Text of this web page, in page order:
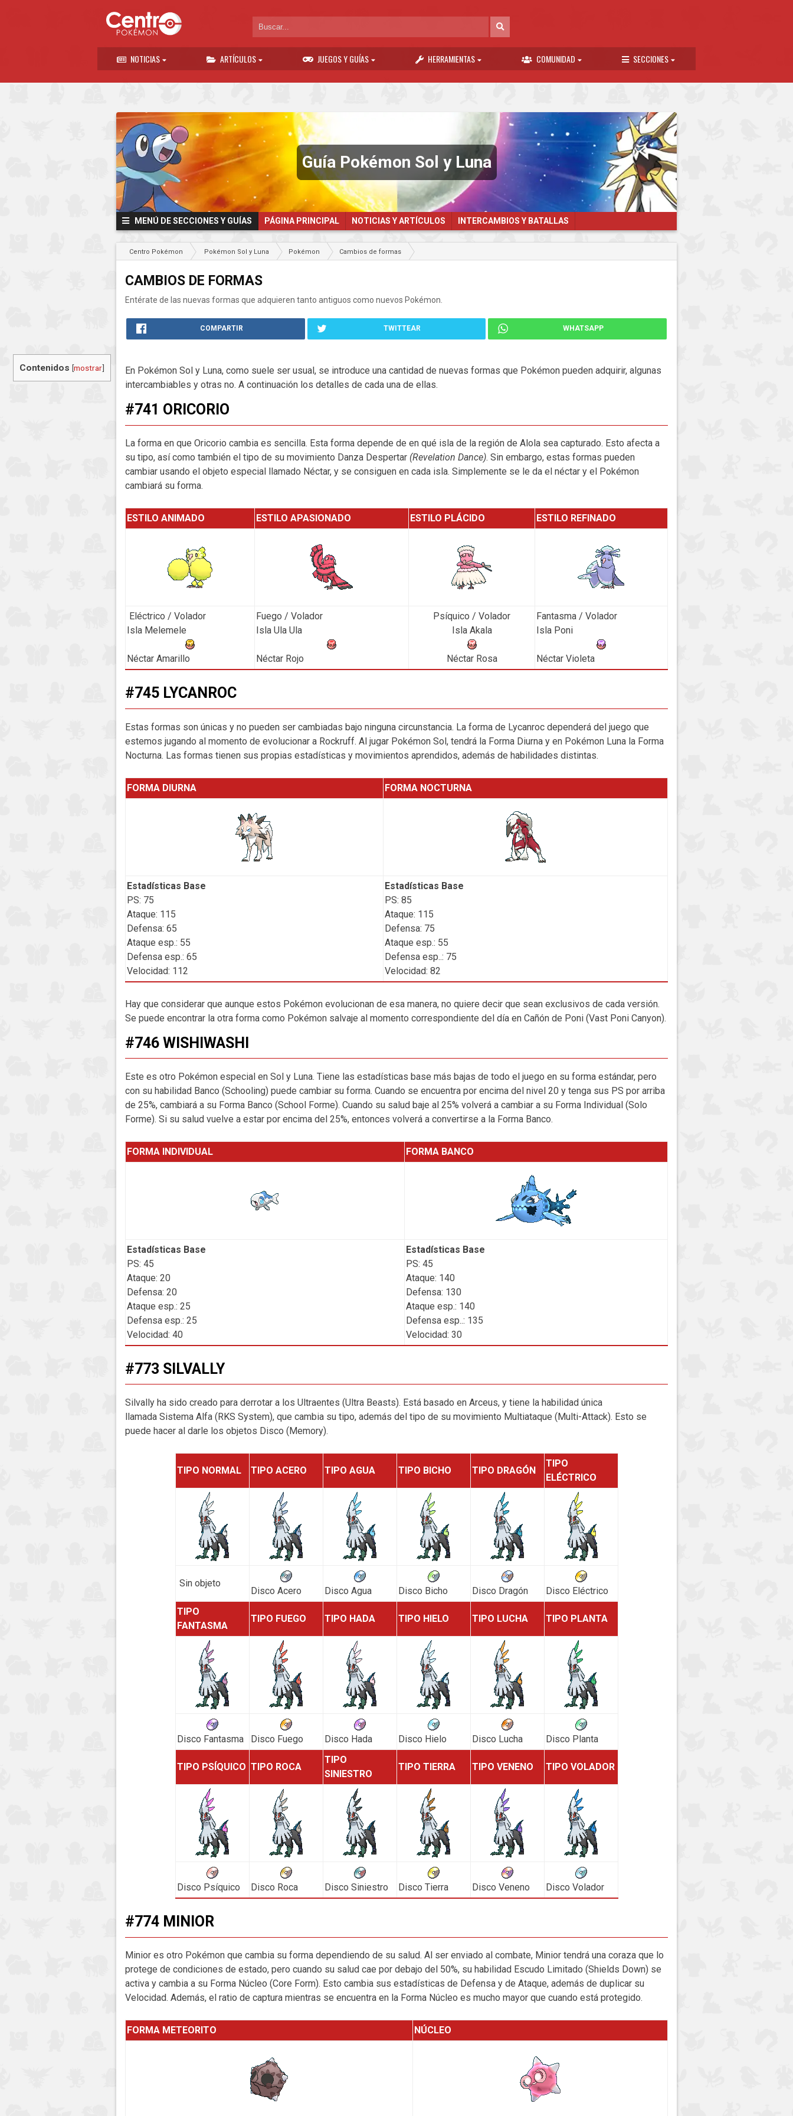
NOTICIAS ARTÍCULOS JUEGOS Y GUÍAS HERRAMIENTAS COMUNIDAD SECCIONES
Guía Pokémon Sol y Luna
MENÚ DE SECCIONES Y GUÍAS PÁGINA PRINCIPAL NOTICIAS Y ARTÍCULOS INTERCAMBIOS Y BATALLAS
Centro Pokémon Pokémon Sol y Luna Pokémon Cambios de formas
CAMBIOS DE FORMAS
Entérate de las nuevas formas que adquieren tanto antiguos como nuevos Pokémon.
COMPARTIR TWITTEAR WHATSAPP
Contenidos [mostrar]
En Pokémon Sol y Luna, como suele ser usual, se introduce una cantidad de nuevas formas que Pokémon pueden adquirir, algunas
intercambiables y otras no. A continuación los detalles de cada una de ellas.
#741 ORICORIO
La forma en que Oricorio cambia es sencilla. Esta forma depende de en qué isla de la región de Alola sea capturado. Esto afecta a
su tipo, así como también el tipo de su movimiento Danza Despertar (Revelation Dance). Sin embargo, estas formas pueden
cambiar usando el objeto especial llamado Néctar, y se consiguen en cada isla. Simplemente se le da el néctar y el Pokémon
cambiará su forma.
ESTILO ANIMADO ESTILO APASIONADO ESTILO PLÁCIDO ESTILO REFINADO
Eléctrico / Volador
Isla Melemele
Néctar Amarillo
Fuego / Volador
Isla Ula Ula
Néctar Rojo
Psíquico / Volador
Isla Akala
Néctar Rosa
Fantasma / Volador
Isla Poni
Néctar Violeta
#745 LYCANROC
Estas formas son únicas y no pueden ser cambiadas bajo ninguna circunstancia. La forma de Lycanroc dependerá del juego que
estemos jugando al momento de evolucionar a Rockruff. Al jugar Pokémon Sol, tendrá la Forma Diurna y en Pokémon Luna la Forma
Nocturna. Las formas tienen sus propias estadísticas y movimientos aprendidos, además de habilidades distintas.
FORMA DIURNA FORMA NOCTURNA
Estadísticas Base
PS: 75
Ataque: 115
Defensa: 65
Ataque esp.: 55
Defensa esp.: 65
Velocidad: 112
Estadísticas Base
PS: 85
Ataque: 115
Defensa: 75
Ataque esp.: 55
Defensa esp..: 75
Velocidad: 82
Hay que considerar que aunque estos Pokémon evolucionan de esa manera, no quiere decir que sean exclusivos de cada versión.
Se puede encontrar la otra forma como Pokémon salvaje al momento correspondiente del día en Cañón de Poni (Vast Poni Canyon).
#746 WISHIWASHI
Este es otro Pokémon especial en Sol y Luna. Tiene las estadísticas base más bajas de todo el juego en su forma estándar, pero
con su habilidad Banco (Schooling) puede cambiar su forma. Cuando se encuentra por encima del nivel 20 y tenga sus PS por arriba
de 25%, cambiará a su Forma Banco (School Forme). Cuando su salud baje al 25% volverá a cambiar a su Forma Individual (Solo
Forme). Si su salud vuelve a estar por encima del 25%, entonces volverá a convertirse a la Forma Banco.
FORMA INDIVIDUAL FORMA BANCO
Estadísticas Base
PS: 45
Ataque: 20
Defensa: 20
Ataque esp.: 25
Defensa esp.: 25
Velocidad: 40
Estadísticas Base
PS: 45
Ataque: 140
Defensa: 130
Ataque esp.: 140
Defensa esp..: 135
Velocidad: 30
#773 SILVALLY
Silvally ha sido creado para derrotar a los Ultraentes (Ultra Beasts). Está basado en Arceus, y tiene la habilidad única
llamada Sistema Alfa (RKS System), que cambia su tipo, además del tipo de su movimiento Multiataque (Multi-Attack). Esto se
puede hacer al darle los objetos Disco (Memory).
TIPO NORMAL TIPO ACERO TIPO AGUA TIPO BICHO TIPO DRAGÓN
TIPO
ELÉCTRICO
Sin objeto
Disco Acero Disco Agua Disco Bicho Disco Dragón
Disco Eléctrico
TIPO
FANTASMA
TIPO FUEGO TIPO HADA TIPO HIELO TIPO LUCHA TIPO PLANTA
Disco Fantasma Disco Fuego Disco Hada Disco Hielo Disco Lucha Disco Planta
TIPO PSÍQUICO TIPO ROCA
TIPO
SINIESTRO
TIPO TIERRA TIPO VENENO TIPO VOLADOR
Disco Psíquico Disco Roca Disco Siniestro Disco Tierra Disco Veneno Disco Volador
#774 MINIOR
Minior es otro Pokémon que cambia su forma dependiendo de su salud. Al ser enviado al combate, Minior tendrá una coraza que lo
protege de condiciones de estado, pero cuando su salud cae por debajo del 50%, su habilidad Escudo Limitado (Shields Down) se
activa y cambia a su Forma Núcleo (Core Form). Esto cambia sus estadísticas de Defensa y de Ataque, además de duplicar su
Velocidad. Además, el ratio de captura mientras se encuentra en la Forma Núcleo es mucho mayor que cuando está protegido.
FORMA METEORITO NÚCLEO